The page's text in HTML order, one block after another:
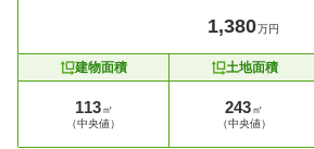
1,380万円
建物面積
113 ㎡
（中央値）
土地面積
243㎡
（中央値）